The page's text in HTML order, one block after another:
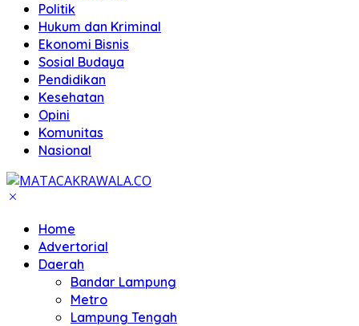
Politik
Hukum dan Kriminal
Ekonomi Bisnis
Sosial Budaya
Pendidikan
Kesehatan
Opini
Komunitas
Nasional
Home
Advertorial
Daerah
Bandar Lampung
Metro
Lampung Tengah